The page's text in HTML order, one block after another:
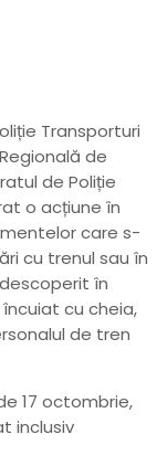
Transporturi
de
de Poliție
o acțiune în
care s-
cu trenul sau în
în
cu cheia,
de tren
17 octombrie,
inclusiv